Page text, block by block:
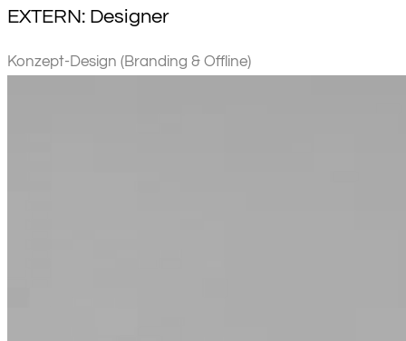
EXTERN: Designer
Konzept-Design (Branding & Offline)